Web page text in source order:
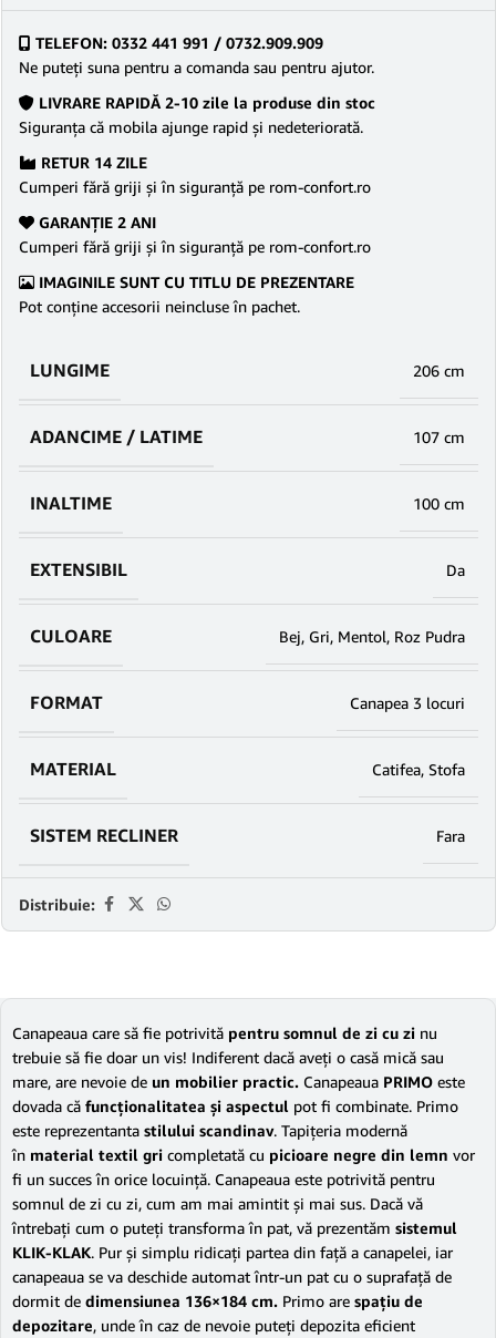
TELEFON: 0332 441 991 / 0732.909.909
Ne puteţi suna pentru a comanda sau pentru ajutor.
LIVRARE RAPIDĂ 2-10 zile la produse din stoc
Siguranţa că mobila ajunge rapid şi nedeteriorată.
RETUR 14 ZILE
Cumperi fără griji şi în siguranţă pe rom-confort.ro
GARANŢIE 2 ANI
Cumperi fără griji şi în siguranţă pe rom-confort.ro
IMAGINILE SUNT CU TITLU DE PREZENTARE
Pot conține accesorii neincluse în pachet.
LUNGIME 206 cm
ADANCIME / LATIME 107 cm
INALTIME 100 cm
EXTENSIBIL Da
CULOARE Bej, Gri, Mentol, Roz Pudra
FORMAT Canapea 3 locuri
MATERIAL Catifea, Stofa
SISTEM RECLINER Fara
Distribuie:
Canapeaua care să fie potrivită pentru somnul de zi cu zi nu
trebuie să fie doar un vis! Indiferent dacă aveţi o casă mică sau
mare, are nevoie de un mobilier practic. Canapeaua PRIMO este
dovada că funcţionalitatea şi aspectul pot fi combinate. Primo
este reprezentanta stilului scandinav. Tapiţeria modernă
în material textil gri completată cu picioare negre din lemn vor
fi un succes în orice locuinţă. Canapeaua este potrivită pentru
somnul de zi cu zi, cum am mai amintit şi mai sus. Dacă vă
întrebaţi cum o puteţi transforma în pat, vă prezentăm sistemul
KLIK-KLAK. Pur şi simplu ridicaţi partea din faţă a canapelei, iar
canapeaua se va deschide automat într-un pat cu o suprafaţă de
dormit de dimensiunea 136×184 cm. Primo are spaţiu de
depozitare, unde în caz de nevoie puteţi depozita eficient